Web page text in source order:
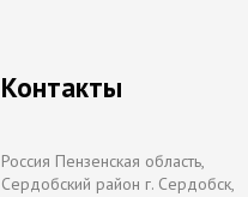
Контакты
Россия Пензенская область,
Сердобский район г. Сердобск,